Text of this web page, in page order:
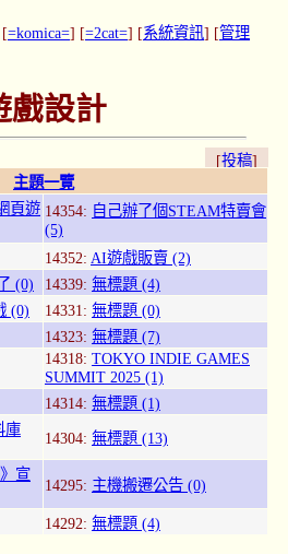
=komica=] [=2cat=] [系統資訊] [管理
戲設計
[投稿]
主題一覽
頁遊 14354: 自己辦了個STEAM特賣會
(5)
14352: AI遊戲販賣 (2)
(0) 14339: 無標題 (4)
(0) 14331: 無標題 (0)
14323: 無標題 (7)
14318: TOKYO INDIE GAMES
SUMMIT 2025 (1)
14314: 無標題 (1)
庫
14304: 無標題 (13)
宣
14295: 主機搬遷公告 (0)
14292: 無標題 (4)